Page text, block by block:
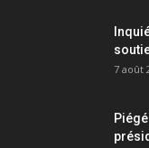
7 août